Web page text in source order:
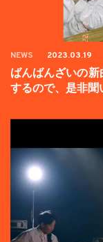
NEWS 2023.03.19
ばんばんざいの
するので、是非聞